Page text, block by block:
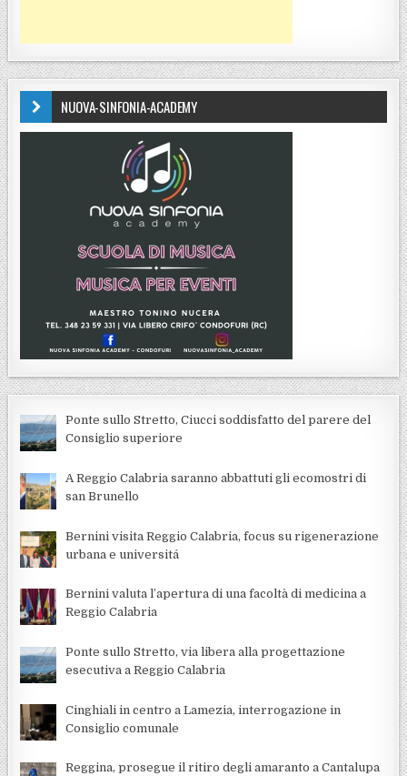
NUOVA-SINFONIA-ACADEMY
Ponte sullo Stretto, Ciucci soddisfatto del parere del
Consiglio superiore
A Reggio Calabria saranno abbattuti gli ecomostri di
san Brunello
Bernini visita Reggio Calabria, focus su rigenerazione
urbana e universitá
Bernini valuta l’apertura di una facoltà di medicina a
Reggio Calabria
Ponte sullo Stretto, via libera alla progettazione
esecutiva a Reggio Calabria
Cinghiali in centro a Lamezia, interrogazione in
Consiglio comunale
Reggina, prosegue il ritiro degli amaranto a Cantalupa